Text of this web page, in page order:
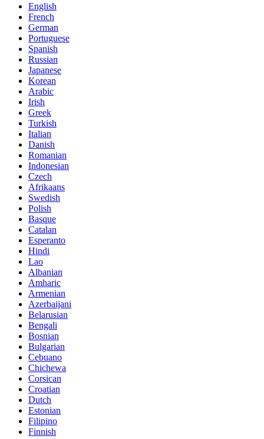
English
French
German
Portuguese
Spanish
Russian
Japanese
Korean
Arabic
Irish
Greek
Turkish
Italian
Danish
Romanian
Indonesian
Czech
Afrikaans
Swedish
Polish
Basque
Catalan
Esperanto
Hindi
Lao
Albanian
Amharic
Armenian
Azerbaijani
Belarusian
Bengali
Bosnian
Bulgarian
Cebuano
Chichewa
Corsican
Croatian
Dutch
Estonian
Filipino
Finnish